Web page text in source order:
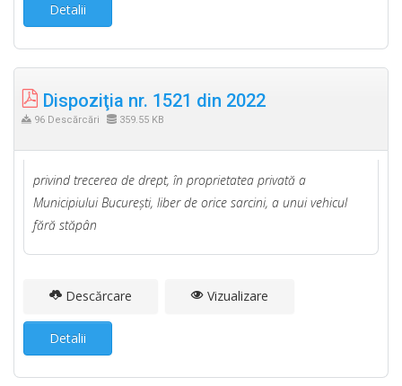
Detalii
Dispoziţia nr. 1521 din 2022
96 Descărcări 359.55 KB
privind trecerea de drept, în proprietatea privată a
Municipiului Bucureşti, liber de orice sarcini, a unui vehicul
fără stăpân
Descărcare Vizualizare
Detalii